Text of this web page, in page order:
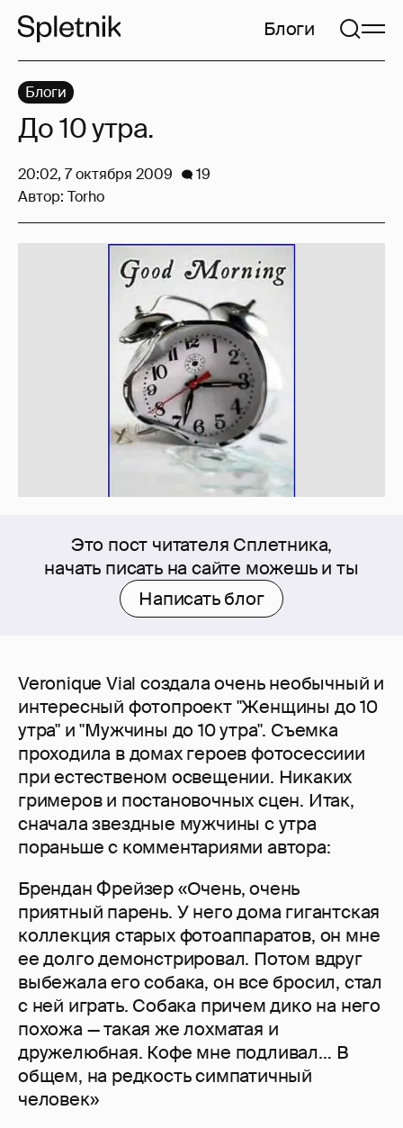
Блоги
Это пост читателя Сплетника,
начать писать на сайте можешь и ты
Написать блог
Veronique Vial создала очень необычный и
интересный фотопроект "Женщины до 10
утра" и "Мужчины до 10 утра". Съемка
проходила в домах героев фотосессиии
при естественом освещении. Никаких
гримеров и постановочных сцен. Итак,
сначала звездные мужчины с утра
пораньше с комментариями автора:
Брендан Фрейзер «Очень, очень
приятный парень. У него дома гигантская
коллекция старых фотоаппаратов, он мне
ее долго демонстрировал. Потом вдруг
выбежала его собака, он все бросил, стал
с ней играть. Собака причем дико на него
похожа — такая же лохматая и
дружелюбная. Кофе мне подливал… В
общем, на редкость симпатичный
человек»
Блоги
До 10 утра.
20:02, 7 октября 2009
19
Автор: Torho